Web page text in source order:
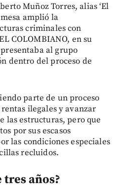
Muñoz Torres, alias ‘El
amplió la
criminales con
COLOMBIANO, en su
al grupo
dentro del proceso de
parte de un proceso
ilegales y avanzar
las estructuras, pero que
por sus escasos
las condiciones especiales
recluidos.
tres años?